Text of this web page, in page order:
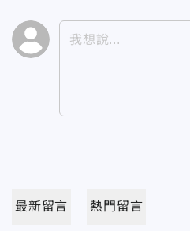
最新留言 熱門留言